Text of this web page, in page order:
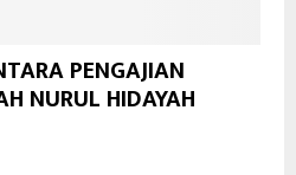
PENGAJIAN
NURUL HIDAYAH